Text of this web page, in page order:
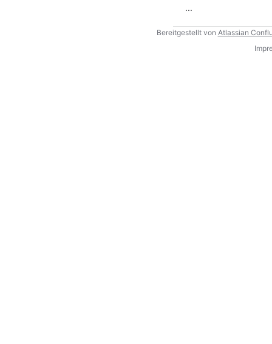
...
Bereitgestellt von Atlassian